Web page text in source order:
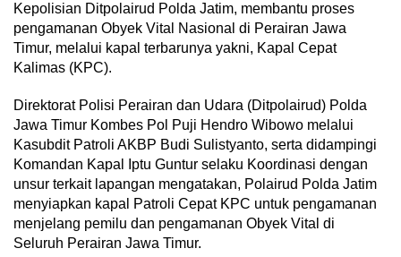
Kepolisian Ditpolairud Polda Jatim, membantu proses
pengamanan Obyek Vital Nasional di Perairan Jawa
Timur, melalui kapal terbarunya yakni, Kapal Cepat
Kalimas (KPC).
Direktorat Polisi Perairan dan Udara (Ditpolairud) Polda
Jawa Timur Kombes Pol Puji Hendro Wibowo melalui
Kasubdit Patroli AKBP Budi Sulistyanto, serta didampingi
Komandan Kapal Iptu Guntur selaku Koordinasi dengan
unsur terkait lapangan mengatakan, Polairud Polda Jatim
menyiapkan kapal Patroli Cepat KPC untuk pengamanan
menjelang pemilu dan pengamanan Obyek Vital di
Seluruh Perairan Jawa Timur.